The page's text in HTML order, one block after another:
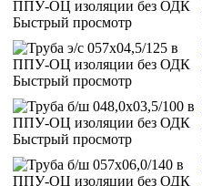
Быстрый просмотр
Быстрый просмотр
Быстрый просмотр